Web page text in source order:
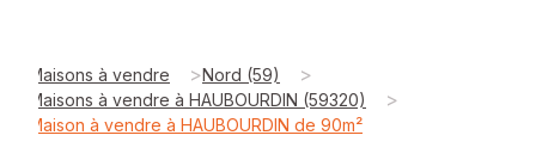
Maisons à vendre >Nord (59) >
Maisons à vendre à HAUBOURDIN (59320) >
Maison à vendre à HAUBOURDIN de 90m²